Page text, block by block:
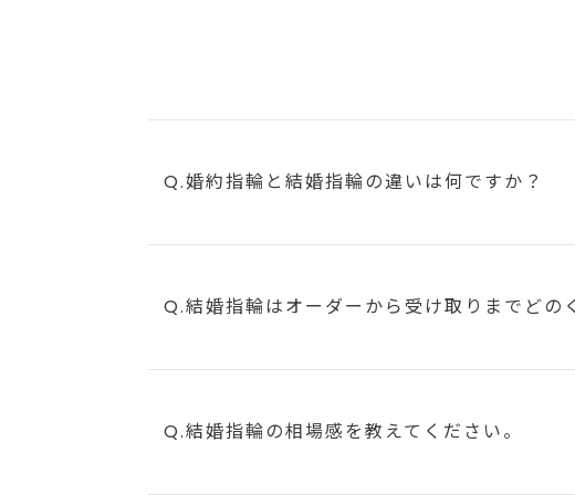
Q.婚約指輪と結婚指輪の違いは何ですか？
Q.結婚指輪はオーダーから受け取りまで どの
Q.結婚指輪の相場感を教えてください。